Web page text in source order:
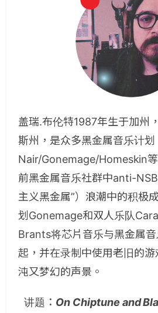
盖瑞.布伦特1987年生于加州
斯州，是众多黑金属音乐计划
Nair/Gonemage/Homeskin
前黑金属音乐社群中anti-
主义黑金属”）浪潮中的积极
划Gonemage和双人乐队
Brants将芯片音乐与黑金属
起，并在录制中使用老旧的
沌又梦幻的声景。
讲题： On Chiptune and